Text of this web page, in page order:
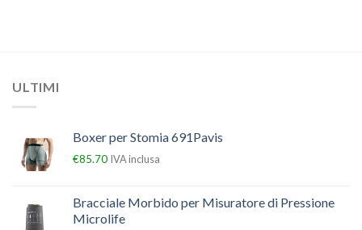
ULTIMI
Boxer per Stomia 691Pavis
€85.70 IVA inclusa
Bracciale Morbido per Misuratore di Pressione
Microlife